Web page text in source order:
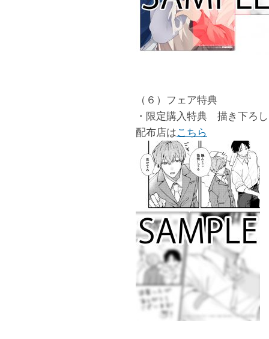
（６）フェア特典
・限定購入特典 描き下ろ
配布店はこちら